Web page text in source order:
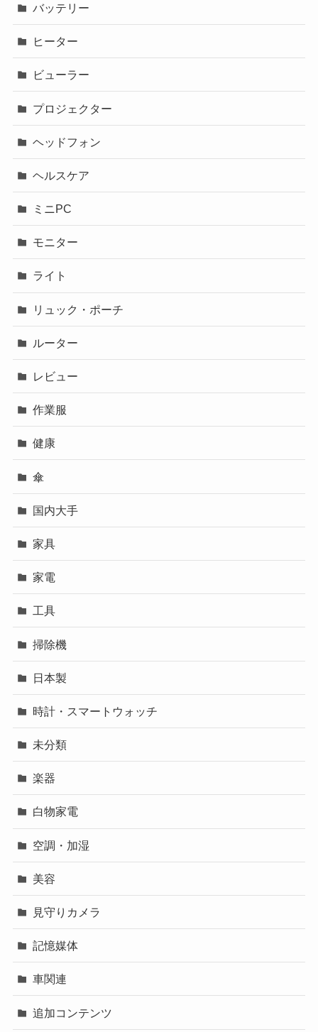
バッテリー
ヒーター
ビューラー
プロジェクター
ヘッドフォン
ヘルスケア
ミニPC
モニター
ライト
リュック・ポーチ
ルーター
レビュー
作業服
健康
傘
国内大手
家具
家電
工具
掃除機
日本製
時計・スマートウォッチ
未分類
楽器
白物家電
空調・加湿
美容
見守りカメラ
記憶媒体
車関連
追加コンテンツ